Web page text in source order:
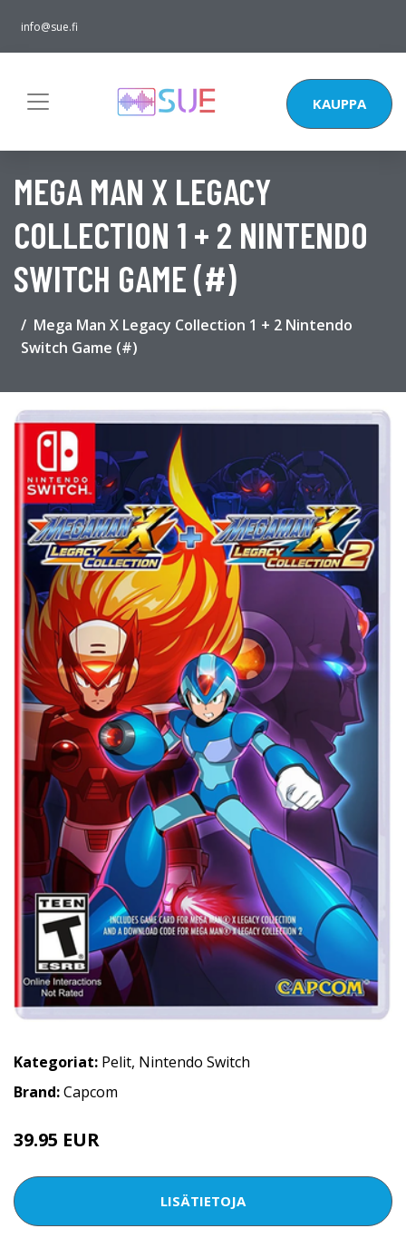
info@sue.fi
KAUPPA
MEGA MAN X LEGACY
COLLECTION 1 + 2 NINTENDO
SWITCH GAME (#)
Mega Man X Legacy Collection 1 + 2 Nintendo
Switch Game (#)
Kategoriat: Pelit, Nintendo Switch
Brand:Capcom
39.95 EUR
LISÄTIETOJA